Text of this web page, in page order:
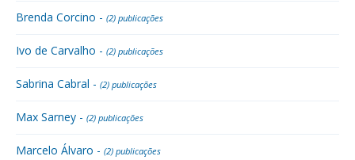
Brenda Corcino - (2) publicações
Ivo de Carvalho - (2) publicações
Sabrina Cabral - (2) publicações
Max Sarney - (2) publicações
Marcelo Álvaro - (2) publicações